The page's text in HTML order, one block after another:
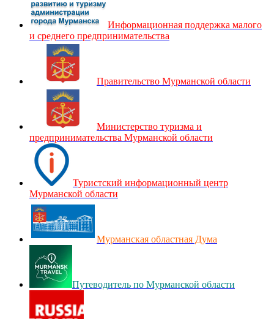
Информационная поддержка малого
и среднего предпринимательства
Правительство Мурманской области
Министерство туризма и
предпринимательства Мурманской области
Туристский информационный центр
Мурманской области
Мурманская областная Дума
Путеводитель по Мурманской области